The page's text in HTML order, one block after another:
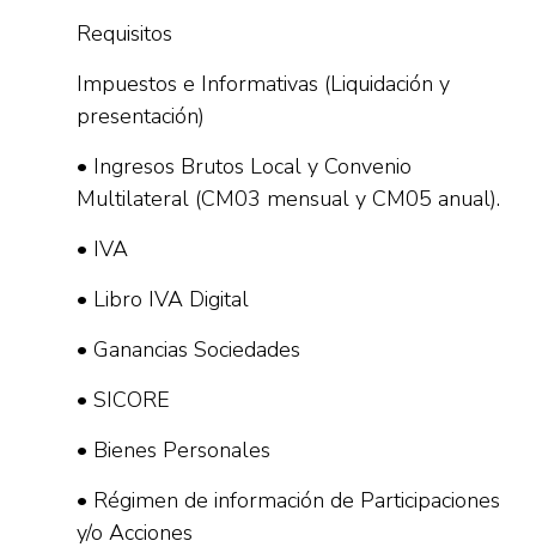
Requisitos
Impuestos e Informativas (Liquidación y
presentación)
• Ingresos Brutos Local y Convenio
Multilateral (CM03 mensual y CM05 anual).
• IVA
• Libro IVA Digital
• Ganancias Sociedades
• SICORE
• Bienes Personales
• Régimen de información de Participaciones
y/o Acciones